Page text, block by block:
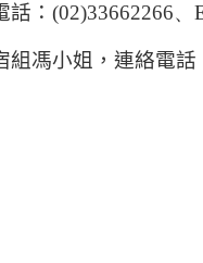
： (02)33662266、
組馮小姐，連絡電話